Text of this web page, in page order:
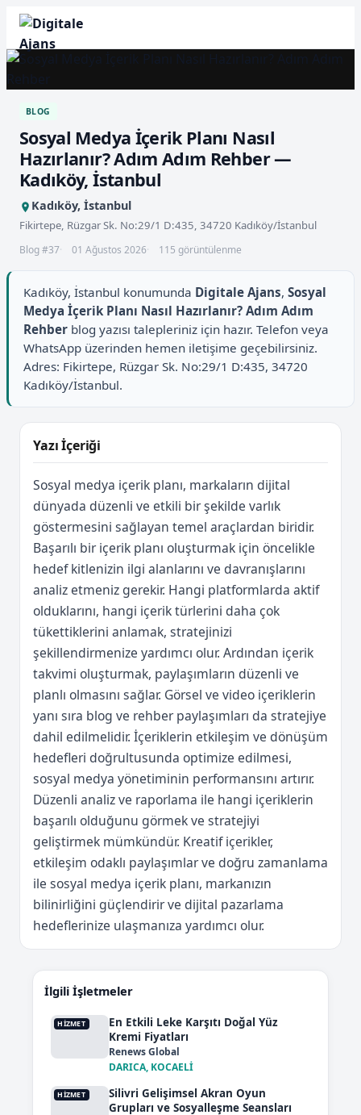
BLOG
Sosyal Medya İçerik Planı Nasıl
Hazırlanır? Adım Adım Rehber —
Kadıköy, İstanbul
Kadıköy, İstanbul
Fikirtepe, Rüzgar Sk. No:29/1 D:435, 34720 Kadıköy/İstanbul
Blog #37 01 Ağustos 2026 115 görüntülenme
Kadıköy, İstanbul konumunda Digitale Ajans, Sosyal
Medya İçerik Planı Nasıl Hazırlanır? Adım Adım
Rehberblog yazısı talepleriniz için hazır. Telefon veya
WhatsApp üzerinden hemen iletişime geçebilirsiniz.
Adres: Fikirtepe, Rüzgar Sk. No:29/1 D:435, 34720
Kadıköy/İstanbul.
Yazı İçeriği
Sosyal medya içerik planı, markaların dijital
dünyada düzenli ve etkili bir şekilde varlık
göstermesini sağlayan temel araçlardan biridir.
Başarılı bir içerik planı oluşturmak için öncelikle
hedef kitlenizin ilgi alanlarını ve davranışlarını
analiz etmeniz gerekir. Hangi platformlarda aktif
olduklarını, hangi içerik türlerini daha çok
tükettiklerini anlamak, stratejinizi
şekillendirmenize yardımcı olur. Ardından içerik
takvimi oluşturmak, paylaşımların düzenli ve
planlı olmasını sağlar. Görsel ve video içeriklerin
yanı sıra blog ve rehber paylaşımları da stratejiye
dahil edilmelidir. İçeriklerin etkileşim ve dönüşüm
hedefleri doğrultusunda optimize edilmesi,
sosyal medya yönetiminin performansını artırır.
Düzenli analiz ve raporlama ile hangi içeriklerin
başarılı olduğunu görmek ve stratejiyi
geliştirmek mümkündür. Kreatif içerikler,
etkileşim odaklı paylaşımlar ve doğru zamanlama
ile sosyal medya içerik planı, markanızın
bilinirliğini güçlendirir ve dijital pazarlama
hedeflerinize ulaşmanıza yardımcı olur.
İlgili İşletmeler
HIZMET
En Etkili Leke Karşıtı Doğal Yüz
Kremi Fiyatları
Renews Global
DARICA, KOCAELİ
HIZMET
Silivri Gelişimsel Akran Oyun
Grupları ve Sosyalleşme Seansları